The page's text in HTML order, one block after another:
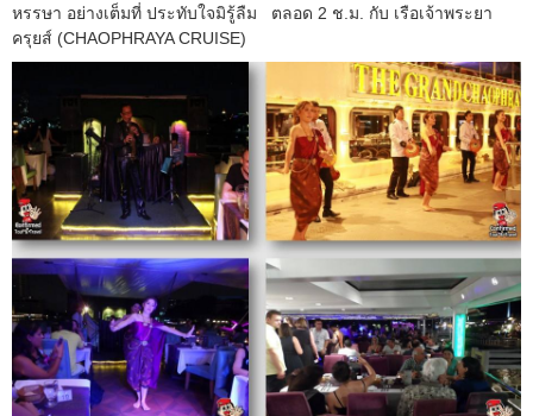
หรรษา อย่างเต็มที่ ประทับใจมิรู้ลืม ตลอด 2 ช.ม. กับ เรือเจ้าพระยา
ครุยส์ (CHAOPHRAYA CRUISE)